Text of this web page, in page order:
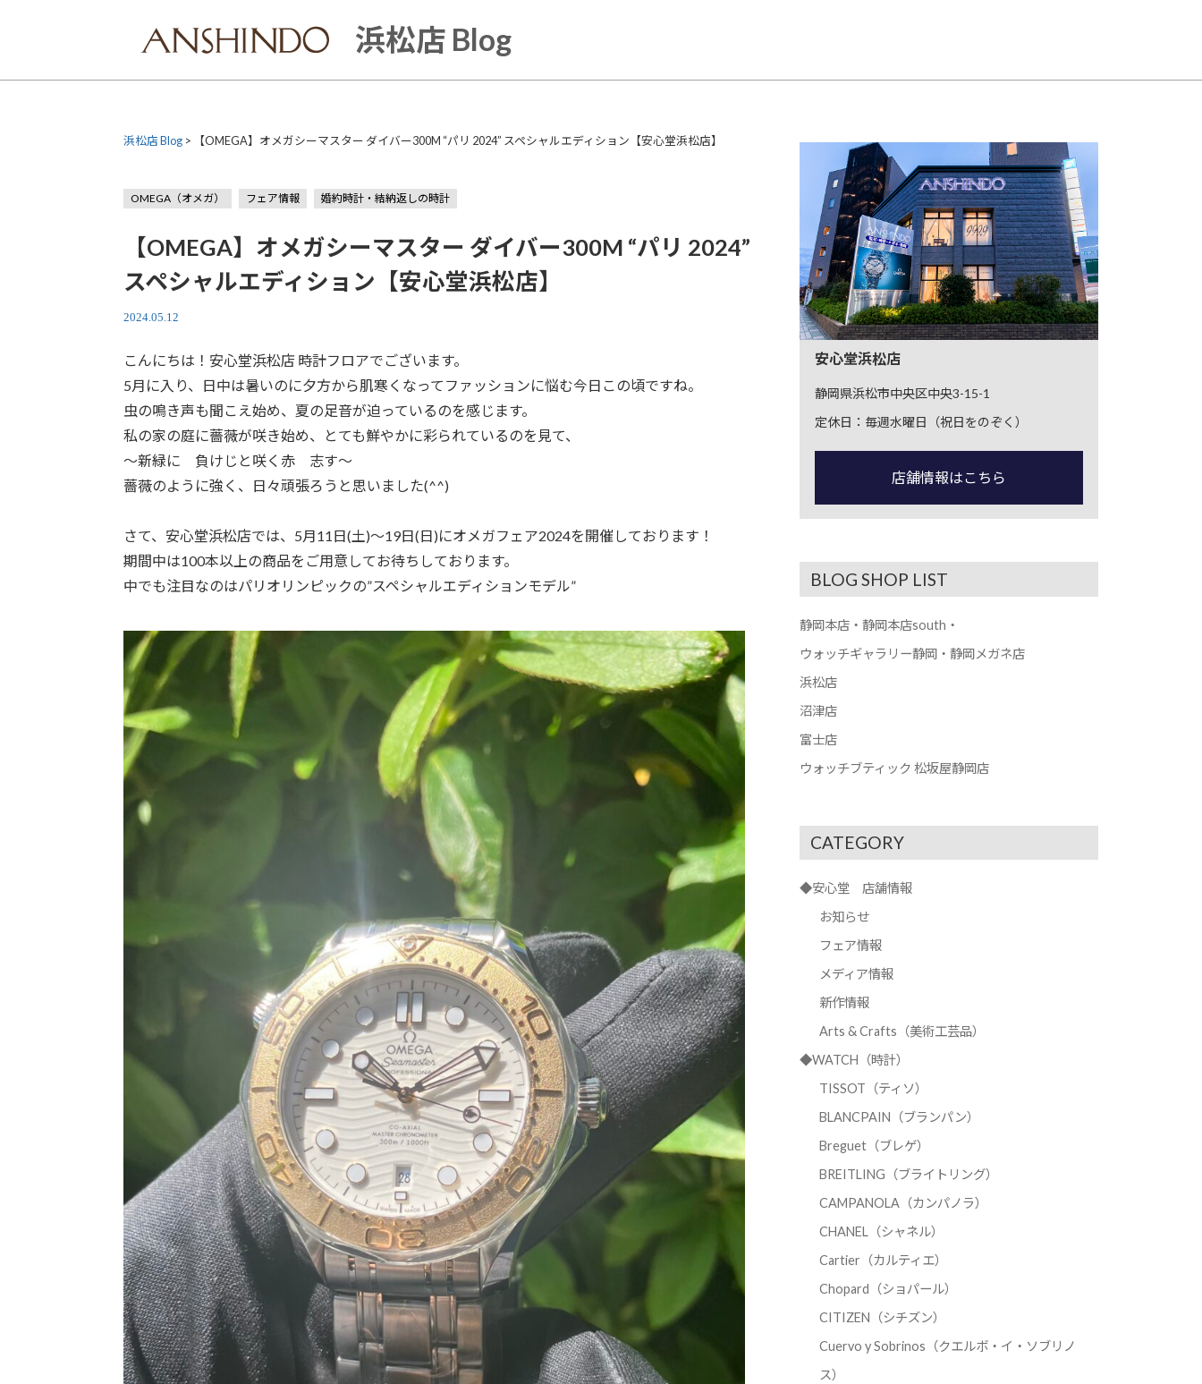
浜松店 Blog
浜松店 Blog > 【OMEGA】オメガシーマスター ダイバー300M “パリ 2024” スペシャルエディション【安心堂浜松店】
OMEGA（オメガ） フェア情報 婚約時計・結納返しの時計
【OMEGA】オメガシーマスター ダイバー300M “パリ 2024”
スペシャルエディション【安心堂浜松店】
2024.05.12
こんにちは！安心堂浜松店 時計フロアでございます。
5月に入り、日中は暑いのに夕方から肌寒くなってファッションに悩む今日この頃ですね。
虫の鳴き声も聞こえ始め、夏の足音が迫っているのを感じます。
私の家の庭に薔薇が咲き始め、とても鮮やかに彩られているのを見て、
～新緑に 負けじと咲く赤 志す～
薔薇のように強く、日々頑張ろうと思いました(^^)
さて、安心堂浜松店では、5月11日(土)～19日(日)にオメガフェア2024を開催しております！
期間中は100本以上の商品をご用意してお待ちしております。
中でも注目なのはパリオリンピックの”スペシャルエディションモデル”
安心堂浜松店
静岡県浜松市中央区中央3-15-1
定休日：毎週水曜日（祝日をのぞく）
店舗情報はこちら
BLOG SHOP LIST
静岡本店・静岡本店south・
ウォッチギャラリー静岡・静岡メガネ店
浜松店
沼津店
富士店
ウォッチブティック 松坂屋静岡店
CATEGORY
◆安心堂 店舗情報
お知らせ
フェア情報
メディア情報
新作情報
Arts & Crafts（美術工芸品）
◆WATCH（時計）
TISSOT（ティソ）
BLANCPAIN（ブランパン）
Breguet（ブレゲ）
BREITLING（ブライトリング）
CAMPANOLA（カンパノラ）
CHANEL（シャネル）
Cartier（カルティエ）
Chopard（ショパール）
CITIZEN（シチズン）
Cuervo y Sobrinos（クエルボ・イ・ソブリノ
ス）